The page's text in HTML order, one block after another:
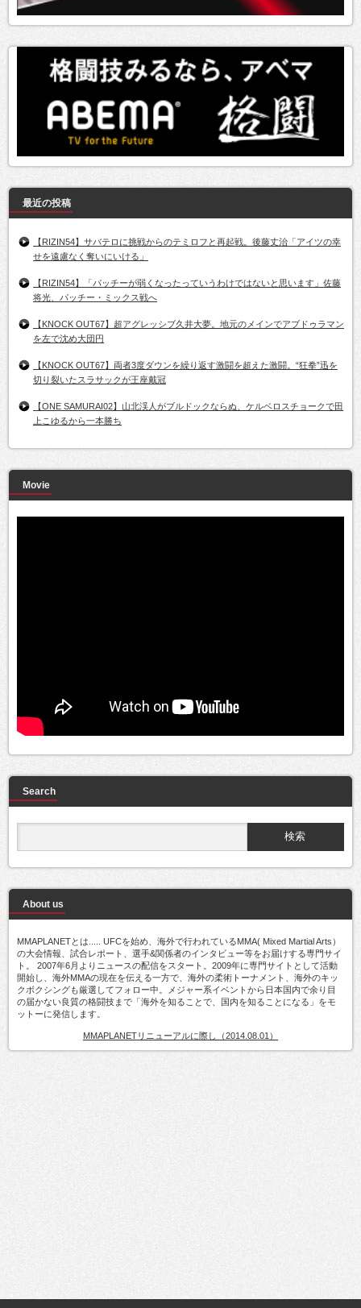
最近の投稿
【RIZIN54】サバテロに挑戦からのテミロフと再起戦。後藤丈治「アイツの幸
せを遠慮なく奪いにいける」
【RIZIN54】「パッチーが弱くなったっていうわけではないと思います」佐藤
将光、パッチー・ミックス戦へ
【KNOCK OUT67】超アグレッシブ久井大夢。地元のメインでアブドゥラマン
を左で沈め大団円
【KNOCK OUT67】両者3度ダウンを繰り返す激闘を超えた激闘。“狂拳”迅を
切り裂いたスラサックが王座戴冠
【ONE SAMURAI02】山北渓人がブルドックならぬ、ケルベロスチョークで田
上こゆるから一本勝ち
Movie
Search
About us
MMAPLANETとは..... UFCを始め、海外で行われているMMA( Mixed Martial Arts）
の大会情報、試合レポート、選手&関係者のインタビュー等をお届けする専門サイ
ト。 2007年6月よりニュースの配信をスタート。2009年に専門サイトとして活動
開始し、海外MMAの現在を伝える一方で、海外の柔術トーナメント、海外のキッ
クボクシングも厳選してフォロー中。メジャー系イベントから日本国内で余り目
の届かない良質の格闘技まで「海外を知ることで、国内を知ることになる」をモ
ットーに発信します。
MMAPLANETリニューアルに際し（2014.08.01）